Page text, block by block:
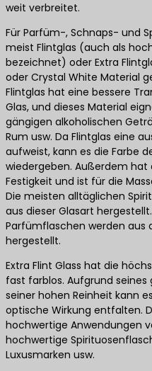
weit verbreitet.
Für Parfüm-, Schnaps- und
meist Flintglas (auch als
bezeichnet) oder Extra
oder Crystal White Material
Flintglas hat eine bessere
Glas, und dieses Material
gängigen alkoholischen
Rum usw. Da Flintglas eine
aufweist, kann es die Farbe
wiedergeben. Außerdem hat
Festigkeit und ist für die
Die meisten alltäglichen
aus dieser Glasart
Parfümflaschen werden aus
hergestellt.
Extra Flint Glass hat die
fast farblos. Aufgrund seines
seiner hohen Reinheit kann
optische Wirkung entfalten.
hochwertige Anwendungen
hochwertige
Luxusmarken usw.